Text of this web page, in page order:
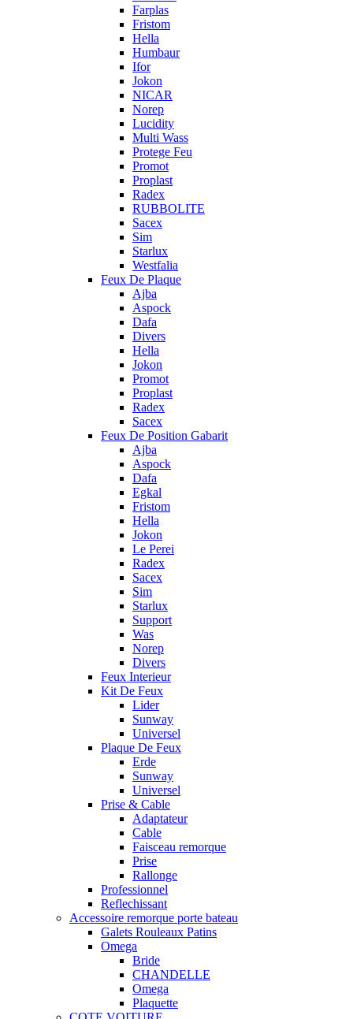
Farplas
Fristom
Hella
Humbaur
Ifor
Jokon
NICAR
Norep
Lucidity
Multi Wass
Protege Feu
Promot
Proplast
Radex
RUBBOLITE
Sacex
Sim
Starlux
Westfalia
Feux De Plaque
Ajba
Aspock
Dafa
Divers
Hella
Jokon
Promot
Proplast
Radex
Sacex
Feux De Position Gabarit
Ajba
Aspock
Dafa
Egkal
Fristom
Hella
Jokon
Le Perei
Radex
Sacex
Sim
Starlux
Support
Was
Norep
Divers
Feux Interieur
Kit De Feux
Lider
Sunway
Universel
Plaque De Feux
Erde
Sunway
Universel
Prise & Cable
Adaptateur
Cable
Faisceau remorque
Prise
Rallonge
Professionnel
Reflechissant
Accessoire remorque porte bateau
Galets Rouleaux Patins
Omega
Bride
CHANDELLE
Omega
Plaquette